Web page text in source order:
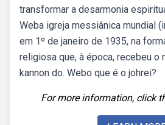
transformar a desarmonia
Weba igreja messiânica mundial
em 1º de janeiro de 1935, na
religiosa que, à época, recebeu o
kannon do. Webo que é o johrei?
For more information, click